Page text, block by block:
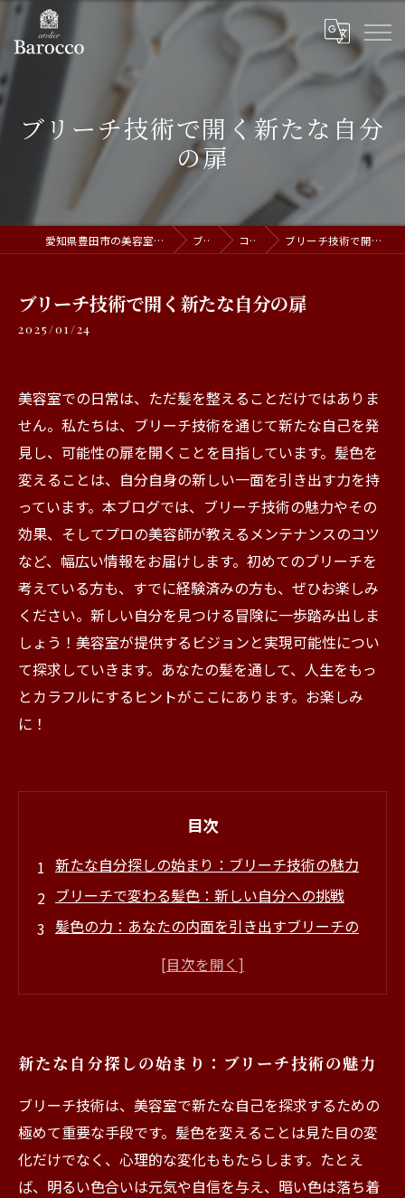
ブリーチ技術で開く新たな自分
の扉
愛知県豊田市の美容室ならatelier Barocco ブログ コラム ブリーチ技術で開く新たな自分の扉
ブリーチ技術で開く新たな自分の扉
2025/01/24
美容室での日常は、ただ髪を整えることだけではありま
せん。私たちは、ブリーチ技術を通じて新たな自己を発
見し、可能性の扉を開くことを目指しています。髪色を
変えることは、自分自身の新しい一面を引き出す力を持
っています。本ブログでは、ブリーチ技術の魅力やその
効果、そしてプロの美容師が教えるメンテナンスのコツ
など、幅広い情報をお届けします。初めてのブリーチを
考えている方も、すでに経験済みの方も、ぜひお楽しみ
ください。新しい自分を見つける冒険に一歩踏み出しま
しょう！美容室が提供するビジョンと実現可能性につい
て探求していきます。あなたの髪を通して、人生をもっ
とカラフルにするヒントがここにあります。お楽しみ
に！
目次
新たな自分探しの始まり：ブリーチ技術の魅力
ブリーチで変わる髪色：新しい自分への挑戦
髪色の力：あなたの内面を引き出すブリーチの
えて
カラフルな人生を手に入れる：髪色で広がる可
能性
新たな扉を開く：ブリーチから得られる自信と
自己表現
新たな自分探しの始まり：ブリーチ技術の魅力
ブリーチ技術は、美容室で新たな自己を探求するための
極めて重要な手段です。髪色を変えることは見た目の変
化だけでなく、心理的な変化ももたらします。たとえ
ば、明るい色合いは元気や自信を与え、暗い色は落ち着